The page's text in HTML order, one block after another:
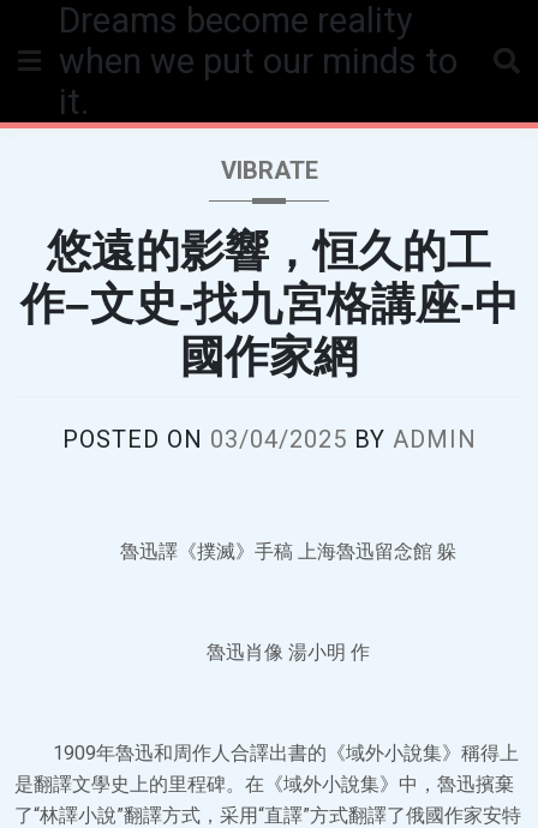
content
Dreams become reality
when we put our minds to
it.
VIBRATE
悠遠的影響，恒久的工
作–文史-找九宮格講座-中
國作家網
POSTED ON 03/04/2025 BY ADMIN
魯迅譯《撲滅》手稿 上海魯迅留念館 躲
魯迅肖像 湯小明 作
1909年魯迅和周作人合譯出書的《域外小說集》稱得上
是翻譯文學史上的里程碑。在《域外小說集》中，魯迅擯棄
了“林譯小說”翻譯方式，采用“直譯”方式翻譯了俄國作家安特